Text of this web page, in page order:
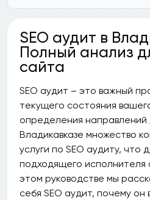
SEO аудит в
Полный анализ
сайта
SEO аудит – это важный
текущего состояния
определения направлений
Владикавказе множество
услуги по SEO аудиту, что
подходящего исполнителя
этом руководстве мы
себя SEO аудит, почему он